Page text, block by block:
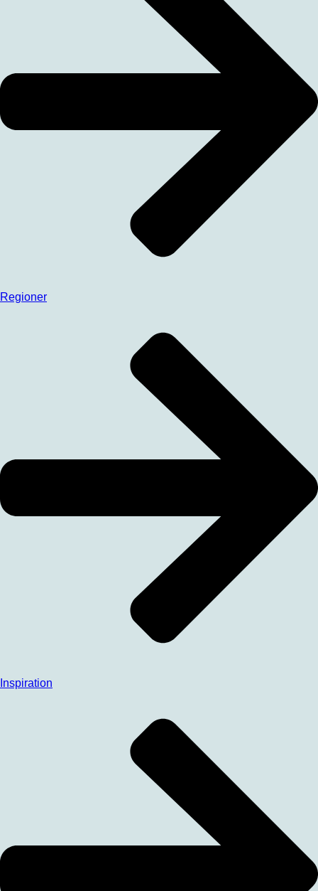
Regioner
Inspiration